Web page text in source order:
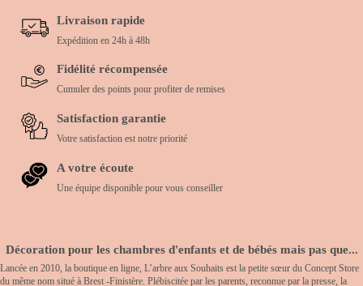
Livraison rapide
Expédition en 24h à 48h
Fidélité récompensée
Cumuler des points pour profiter de remises
Satisfaction garantie
Votre satisfaction est notre priorité
A votre écoute
Une équipe disponible pour vous conseiller
Décoration pour les chambres d'enfants et de bébés mais pas que...
Lancée en 2010, la boutique en ligne, L’arbre aux Souhaits est la petite sœur du Concept Store
du même nom situé à Brest -Finistère. Plébiscitée par les parents, reconnue par la presse, la